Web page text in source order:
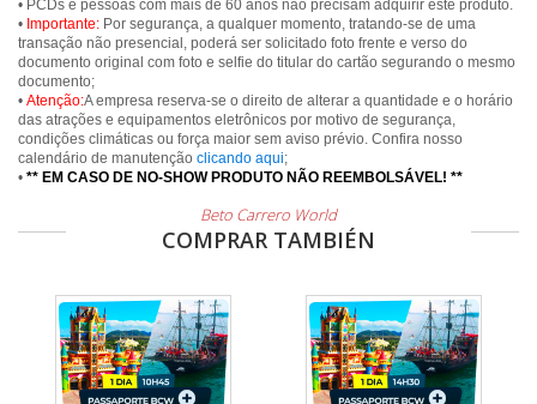
• PCDs e pessoas com mais de 60 anos não precisam adquirir este produto.
• Importante: Por segurança, a qualquer momento, tratando-se de uma
transação não presencial, poderá ser solicitado foto frente e verso do
documento original com foto e selfie do titular do cartão segurando o mesmo
documento;
• Atenção:A empresa reserva-se o direito de alterar a quantidade e o horário
das atrações e equipamentos eletrônicos por motivo de segurança,
condições climáticas ou força maior sem aviso prévio. Confira nosso
calendário de manutenção clicando aqui;
• ** EM CASO DE NO-SHOW PRODUTO NÃO REEMBOLSÁVEL! **
Beto Carrero World
COMPRAR TAMBIÉN